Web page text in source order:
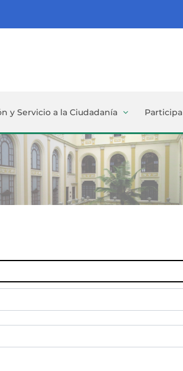
y Servicio a la Ciudadanía Participa